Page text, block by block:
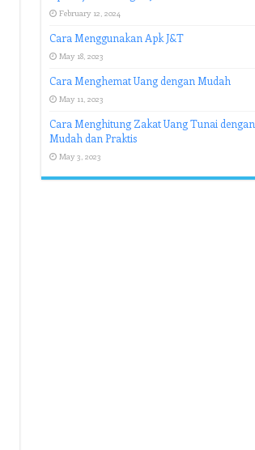
February 12, 2024
Cara Menggunakan Apk J&T
May 18, 2023
Cara Menghemat Uang dengan Mudah
May 11, 2023
Cara Menghitung Zakat Uang Tunai dengan
Mudah dan Praktis
May 3, 2023